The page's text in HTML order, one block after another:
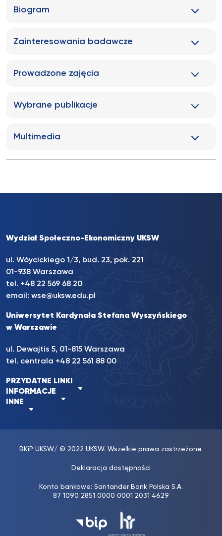
Biogram
Zainteresowania badawcze
Prowadzone zajęcia
Wybrane publikacje
Multimedia
Wydział Społeczno-Ekonomiczny UKSW
ul. Wóycickiego 1/3, bud. 23, pok. 221
01-938 Warszawa
tel. +48 22 569 68 20
email: wse@uksw.edu.pl
Uniwersytet Kardynała Stefana Wyszyńskiego
w Warszawie
ul. Dewajtis 5, 01-815 Warszawa
tel. centrala +48 22 561 88 00
PRZYDATNE LINKI
INFORMACJE
INNE
BKiP UKSW/ © 2022 UKSW. Wszelkie prawa zastrzeżone.
Deklaracja dostępności
Konto bankowe: Santander Bank Polska S.A.
87 1090 2851 0000 0001 2031 4629